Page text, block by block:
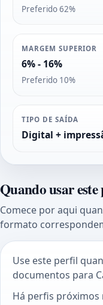
Preferido 62%
MARGEM SUPERIOR
6% - 16%
Preferido 10%
TIPO DE SAÍDA
Digital +
Quando usar
Comece por aqui
formato
Use este perfil
documentos para
Há perfis próximos